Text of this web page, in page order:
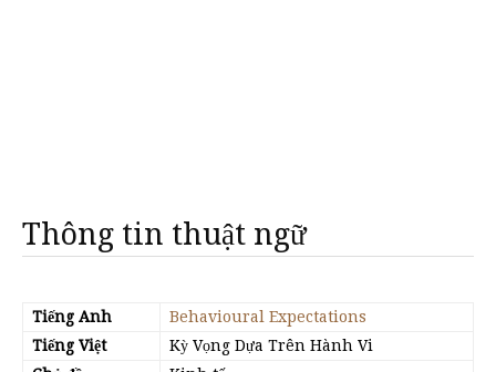
Thông tin thuật ngữ
Tiếng Anh
Behavioural Expectations
Tiếng Việt
Kỳ Vọng Dựa Trên Hành Vi